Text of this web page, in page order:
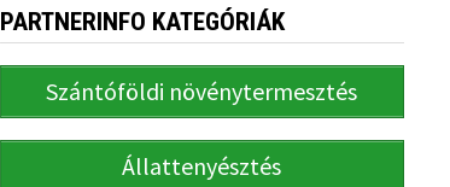
PARTNERINFO KATEGÓRIÁK
Szántóföldi növénytermesztés
Állattenyésztés